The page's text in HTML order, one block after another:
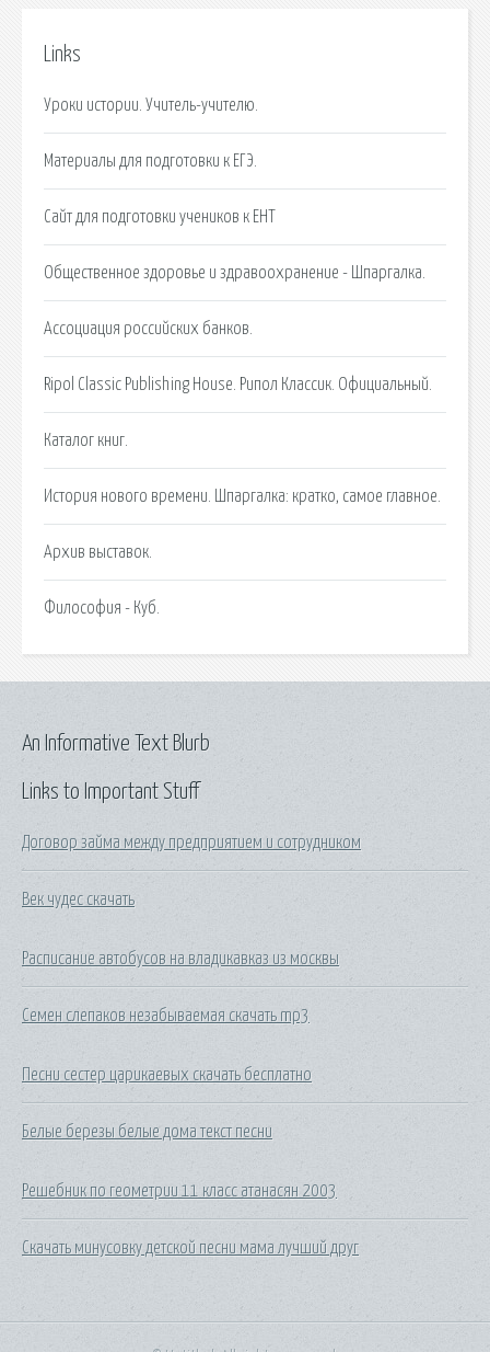
Links
Уроки истории. Учитель-учителю.
Материалы для подготовки к ЕГЭ.
Сайт для подготовки учеников к ЕНТ
Общественное здоровье и здравоохранение - Шпаргалка.
Ассоциация российских банков.
Ripol Classic Publishing House. Рипол Классик. Официальный.
Каталог книг.
История нового времени. Шпаргалка: кратко, самое главное.
Архив выставок.
Философия - Куб.
Links to Important Stuff
Договор займа между предприятием и сотрудником
Век чудес скачать
Расписание автобусов на владикавказ из москвы
Семен слепаков незабываемая скачать mp3
Песни сестер царикаевых скачать бесплатно
Белые березы белые дома текст песни
Решебник по геометрии 11 класс атанасян 2003
Скачать минусовку детской песни мама лучший друг
An Informative Text Blurb